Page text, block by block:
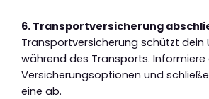
6. Transportversicherung
Transportversicherung schützt dein
während des Transports. Informiere
Versicherungsoptionen und
eine ab.